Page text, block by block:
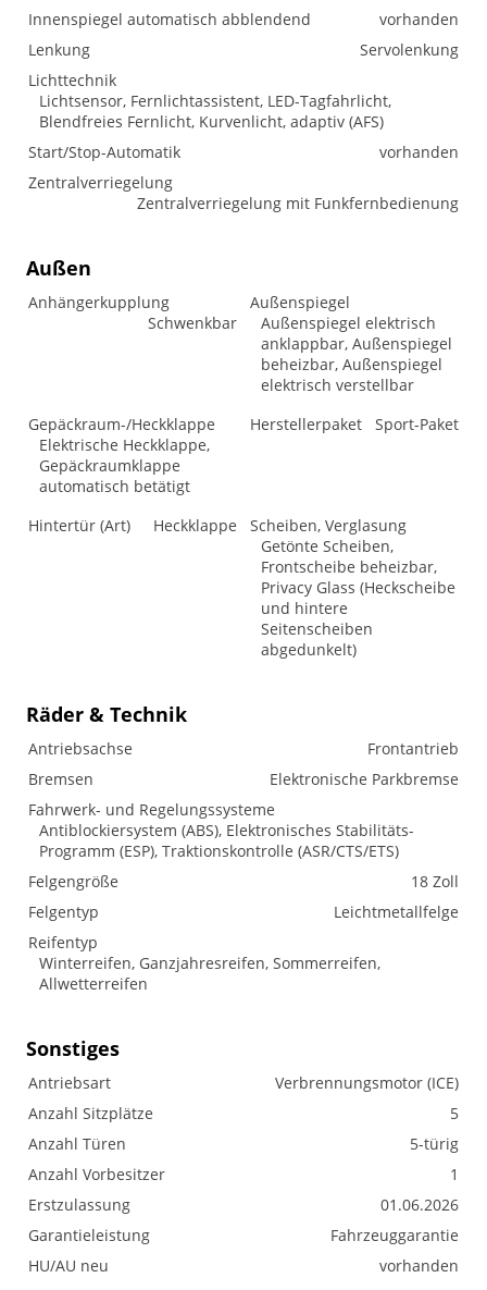
Innenspiegel automatisch abblendend
vorhanden
Lenkung
Servolenkung
Lichttechnik
Lichtsensor, Fernlichtassistent, LED-Tagfahrlicht,
Blendfreies Fernlicht, Kurvenlicht, adaptiv (AFS)
Start/Stop-Automatik
vorhanden
Zentralverriegelung
Zentralverriegelung mit Funkfernbedienung
Außen
Anhängerkupplung
Schwenkbar
Außenspiegel
Außenspiegel elektrisch
anklappbar, Außenspiegel
beheizbar, Außenspiegel
elektrisch verstellbar
Gepäckraum-/Heckklappe
Elektrische Heckklappe,
Gepäckraumklappe
automatisch betätigt
Herstellerpaket Sport-Paket
Hintertür (Art) Heckklappe
Scheiben, Verglasung
Getönte Scheiben,
Frontscheibe beheizbar,
Privacy Glass (Heckscheibe
und hintere
Seitenscheiben
abgedunkelt)
Räder & Technik
Antriebsachse
Frontantrieb
Bremsen
Elektronische Parkbremse
Fahrwerk- und Regelungssysteme
Antiblockiersystem (ABS), Elektronisches Stabilitäts-
Programm (ESP), Traktionskontrolle (ASR/CTS/ETS)
Felgengröße
18 Zoll
Felgentyp
Leichtmetallfelge
Reifentyp
Winterreifen, Ganzjahresreifen, Sommerreifen,
Allwetterreifen
Sonstiges
Antriebsart
Verbrennungsmotor (ICE)
Anzahl Sitzplätze
5
Anzahl Türen
5-türig
Anzahl Vorbesitzer
1
Erstzulassung
01.06.2026
Garantieleistung
Fahrzeuggarantie
HU/AU neu
vorhanden